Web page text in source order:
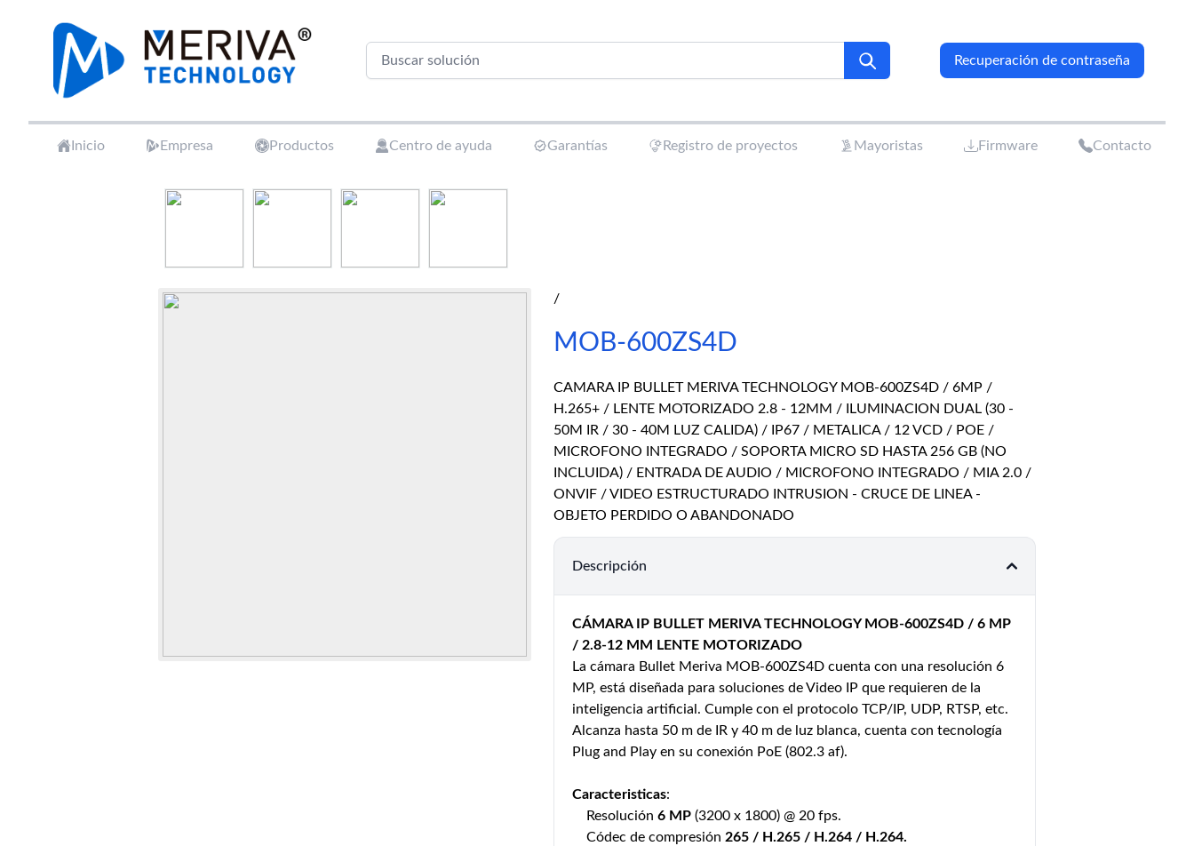
Your Company
Recuperación de contraseña
Inicio Empresa Productos Centro de ayuda Garantías Registro de proyectos Mayoristas Firmware Contacto
/
MOB-600ZS4D
CAMARA IP BULLET MERIVA TECHNOLOGY MOB-600ZS4D / 6MP /
H.265+ / LENTE MOTORIZADO 2.8 - 12MM / ILUMINACION DUAL (30 -
50M IR / 30 - 40M LUZ CALIDA) / IP67 / METALICA / 12 VCD / POE /
MICROFONO INTEGRADO / SOPORTA MICRO SD HASTA 256 GB (NO
INCLUIDA) / ENTRADA DE AUDIO / MICROFONO INTEGRADO / MIA 2.0 /
ONVIF / VIDEO ESTRUCTURADO INTRUSION - CRUCE DE LINEA -
OBJETO PERDIDO O ABANDONADO
Descripción
CÁMARA IP BULLET MERIVA TECHNOLOGY MOB-600ZS4D / 6 MP
/ 2.8-12 MM LENTE MOTORIZADO
La cámara Bullet Meriva MOB-600ZS4D cuenta con una resolución 6
MP, está diseñada para soluciones de Video IP que requieren de la
inteligencia artificial. Cumple con el protocolo TCP/IP, UDP, RTSP, etc.
Alcanza hasta 50 m de IR y 40 m de luz blanca, cuenta con tecnología
Plug and Play en su conexión PoE (802.3 af).
Caracteristicas:
Resolución 6 MP (3200 x 1800) @ 20 fps.
Códec de compresión 265 / H.265 / H.264 / H.264.